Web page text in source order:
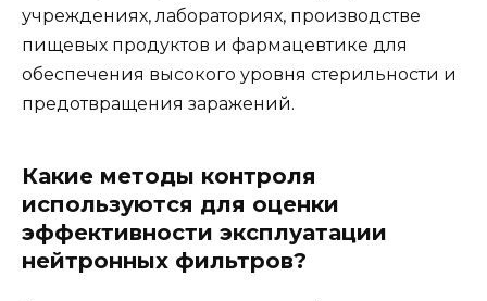
учреждениях, лабораториях, производстве
пищевых продуктов и фармацевтике для
обеспечения высокого уровня стерильности и
предотвращения заражений.
Какие методы контроля
используются для оценки
эффективности эксплуатации
нейтронных фильтров?